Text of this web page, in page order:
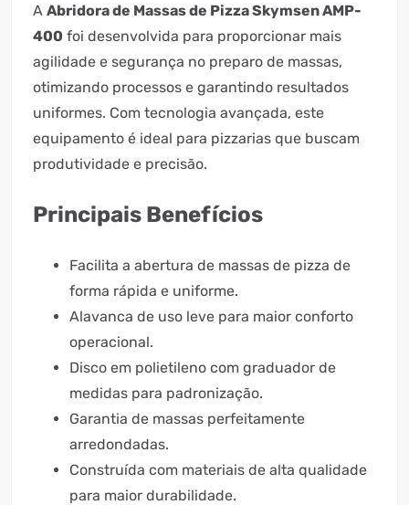
A Abridora de Massas de Pizza Skymsen AMP-
400 foi desenvolvida para proporcionar mais
agilidade e segurança no preparo de massas,
otimizando processos e garantindo resultados
uniformes. Com tecnologia avançada, este
equipamento é ideal para pizzarias que buscam
produtividade e precisão.
Principais Benefícios
Facilita a abertura de massas de pizza de
forma rápida e uniforme.
Alavanca de uso leve para maior conforto
operacional.
Disco em polietileno com graduador de
medidas para padronização.
Garantia de massas perfeitamente
arredondadas.
Construída com materiais de alta qualidade
para maior durabilidade.